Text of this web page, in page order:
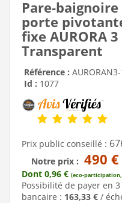
Pare-baignoire
porte
fixe AURORA 3
Transparent
Référence :
Id : 1077
Prix public conseillé :
Notre prix : 490 €
Dont 0,96 € (eco-
Possibilité de payer en
bancaire : 163,33 € /